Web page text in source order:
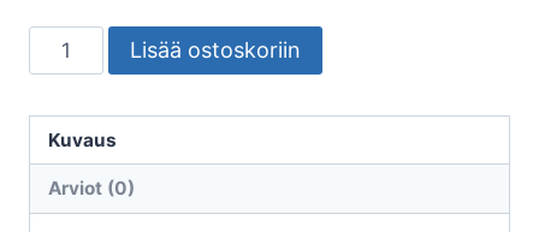
SEINÄVALAISIN
ULKO
ECHO
S
Lisää ostoskoriin
Kuvaus
Arviot (0)